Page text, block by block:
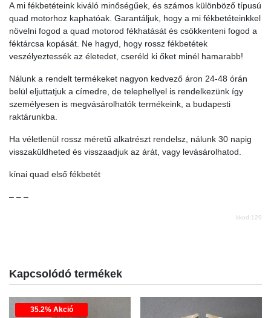
A mi fékbetéteink kiváló minőségűek, és számos különböző típusú
quad motorhoz kaphatóak. Garantáljuk, hogy a mi fékbetéteinkkel
növelni fogod a quad motorod fékhatását és csökkenteni fogod a
féktárcsa kopását. Ne hagyd, hogy rossz fékbetétek
veszélyeztessék az életedet, cseréld ki őket minél hamarabb!
Nálunk a rendelt termékeket nagyon kedvező áron 24-48 órán
belül eljuttatjuk a címedre, de telephellyel is rendelkezünk így
személyesen is megvásárolhatók termékeink, a budapesti
raktárunkba.
Ha véletlenül rossz méretű alkatrészt rendelsz, nálunk 30 napig
visszaküldheted és visszaadjuk az árát, vagy levásárolhatod.
kínai quad első fékbetét
– – –
kkod:129
Kapcsolódó termékek
35.2% Akció